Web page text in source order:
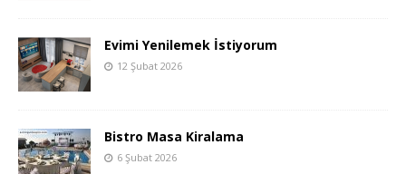
Evimi Yenilemek İstiyorum
12 Şubat 2026
Bistro Masa Kiralama
6 Şubat 2026